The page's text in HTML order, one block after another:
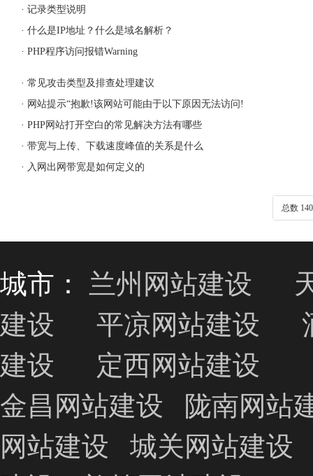
· 记录类型说明
· 什么是IP地址？什么是域名解析？
· PHP程序访问报错Warning
· 常见攻击类型及排查处理建议
· 网站提示“抱歉!该网站可能由于以下原因无法访问!
· PHP网站打开空白的常见解决方法有哪些
· 带宽与上传、下载速度峰值的关系是什么
· 入网出网带宽是如何定义的
总数 140
城市： 兰州网站建设
建设
平凉网站建设
建设
定西网站建设
金昌网站建设
陇南网站
网站建设
城关网站建设